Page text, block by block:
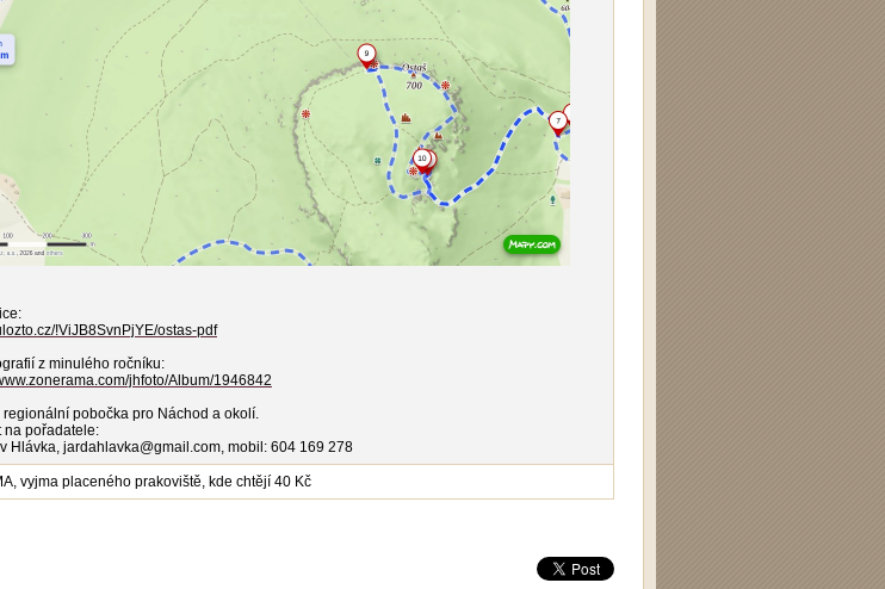
!ViJB8SvnPjYE/ostas-pdf
z minulého ročníku:
jhfoto/Album/1946842
regionální pobočka pro Náchod a okolí.
na pořadatele:
Hlávka, jardahlavka@gmail.com, mobil: 604 169 278
vyjma placeného prakoviště, kde chtějí 40 Kč